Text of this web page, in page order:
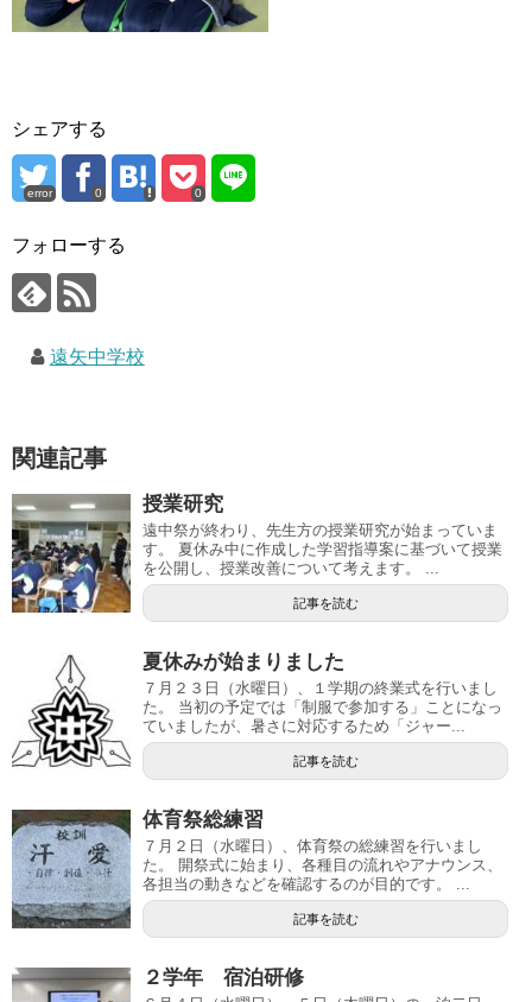
シェアする
error 0 0
フォローする
遠矢中学校
関連記事
授業研究
遠中祭が終わり、先生方の授業研究が始まっていま
す。 夏休み中に作成した学習指導案に基づいて授業
を公開し、授業改善について考えます。 ...
記事を読む
夏休みが始まりました
７月２３日（水曜日）、１学期の終業式を行いまし
た。 当初の予定では「制服で参加する」ことになっ
ていましたが、暑さに対応するため「ジャー...
記事を読む
体育祭総練習
７月２日（水曜日）、体育祭の総練習を行いまし
た。 開祭式に始まり、各種目の流れやアナウンス、
各担当の動きなどを確認するのが目的です。 ...
記事を読む
２学年 宿泊研修